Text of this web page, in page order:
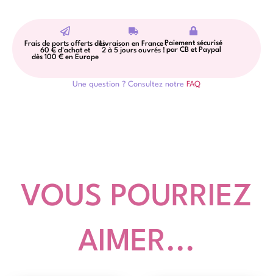
Frais de ports offerts dès
60 € d'achat et
dès 100 € en Europe
Livraison en France :
2 à 5 jours ouvrés !
Paiement sécurisé
par CB et Paypal
Une question ? Consultez notre FAQ
VOUS POURRIEZ
AIMER...